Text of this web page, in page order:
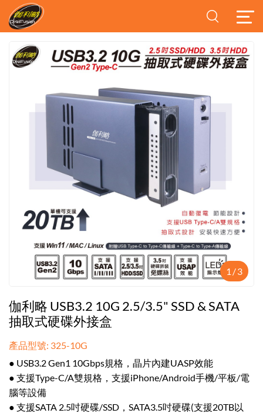
1 /3
伽利略 USB3.2 10G 2.5/3.5" SSD & SATA
抽取式硬碟外接盒
產品型號: 325-10G
● USB3.2 Gen1 10Gbps規格，晶片內建UASP效能
● 支援Type-C/A雙規格，支援iPhone/Android手機/平板/電
腦等設備
● 支援SATA 2.5吋硬碟/SSD，SATA3.5吋硬碟(支援20TB以